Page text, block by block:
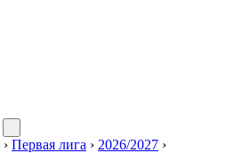
› Первая лига › 2026/2027 ›